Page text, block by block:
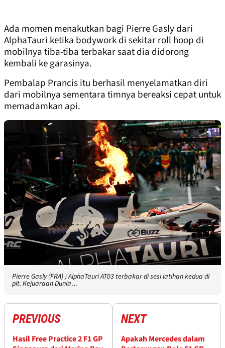
Ada momen menakutkan bagi Pierre Gasly dari
AlphaTauri ketika bodywork di sekitar roll hoop di
mobilnya tiba-tiba terbakar saat dia didorong
kembali ke garasinya.
Pembalap Prancis itu berhasil menyelamatkan diri
dari mobilnya sementara timnya bereaksi cepat untuk
memadamkan api.
Pierre Gasly (FRA) ) AlphaTauri AT03 terbakar di sesi latihan kedua di
pit. Kejuaraan Dunia…
PREVIOUS
Hasil Free Practice 2 F1 GP
NEXT
Apakah Mercedes dalam